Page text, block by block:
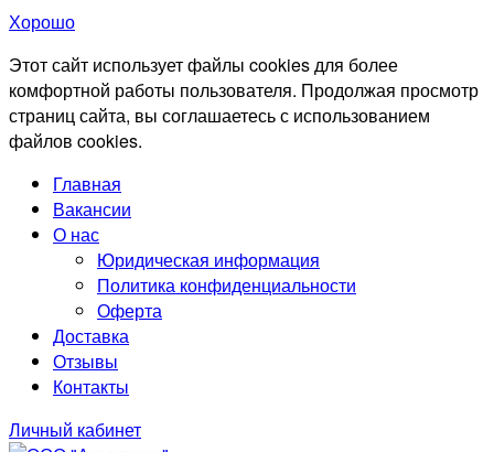
Хорошо
Этот сайт использует файлы cookies для более
комфортной работы пользователя. Продолжая просмотр
страниц сайта, вы соглашаетесь с использованием
файлов cookies.
Главная
Вакансии
О нас
Юридическая информация
Политика конфиденциальности
Оферта
Доставка
Отзывы
Контакты
Личный кабинет